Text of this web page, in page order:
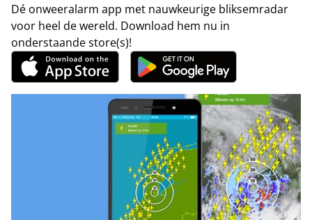
Dé onweeralarm app met nauwkeurige bliksemradar
voor heel de wereld. Download hem nu in
onderstaande store(s)!